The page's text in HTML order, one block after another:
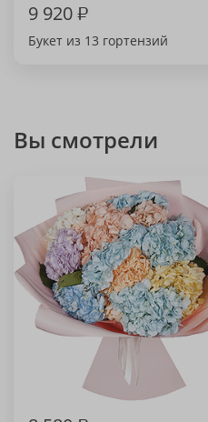
9 920₽
Букет из 13 гортензий
Вы смотрели